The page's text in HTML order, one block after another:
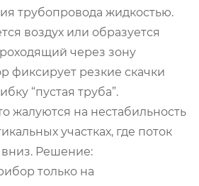
трубопровода жидкостью.
воздух или образуется
через зону
фиксирует резкие скачки
“пустая труба”.
жалуются на нестабильность
участках, где поток
Решение:
только на